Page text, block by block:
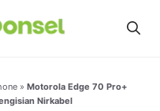
» Motorola Edge 70 Pro+
Nirkabel